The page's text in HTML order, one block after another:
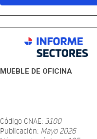
MUEBLE DE OFICINA
Código CNAE: 3100
Publicación: Mayo 2026